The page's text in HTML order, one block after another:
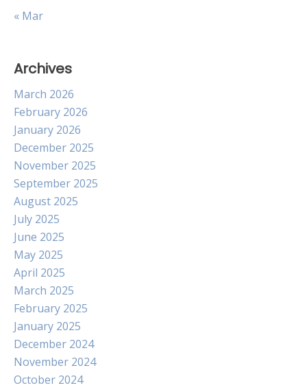
« Mar
Archives
March 2026
February 2026
January 2026
December 2025
November 2025
September 2025
August 2025
July 2025
June 2025
May 2025
April 2025
March 2025
February 2025
January 2025
December 2024
November 2024
October 2024